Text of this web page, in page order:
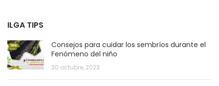
ILGA TIPS
Consejos para cuidar los sembríos durante el
Fenómeno del niño
30 octubre, 2023